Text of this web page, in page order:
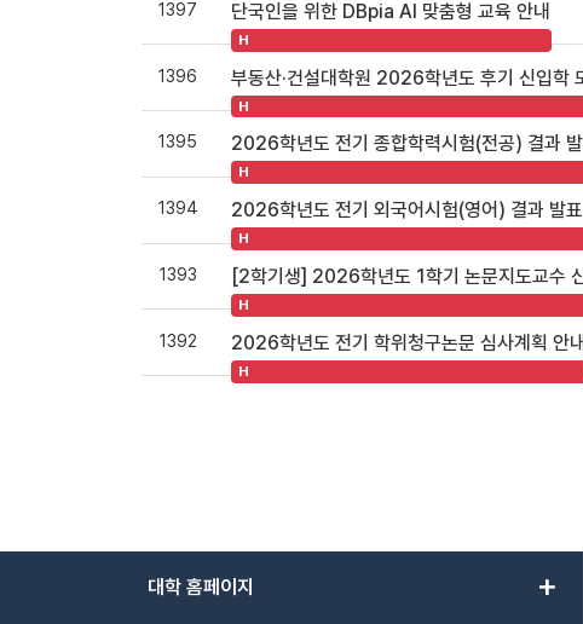
1397 단국인을 위한 DBpia AI 맞춤형 교육 안내
H
1396 부동산·건설대학원 2026학년도 후기 신입학
H
1395 2026학년도 전기 종합학력시험(전공) 결과
H
1394 2026학년도 전기 외국어시험(영어) 결과 발표
H
1393 [2학기생] 2026학년도 1학기 논문지도교수
H
1392 2026학년도 전기 학위청구논문 심사계획 안내
H
대학 홈페이지 add